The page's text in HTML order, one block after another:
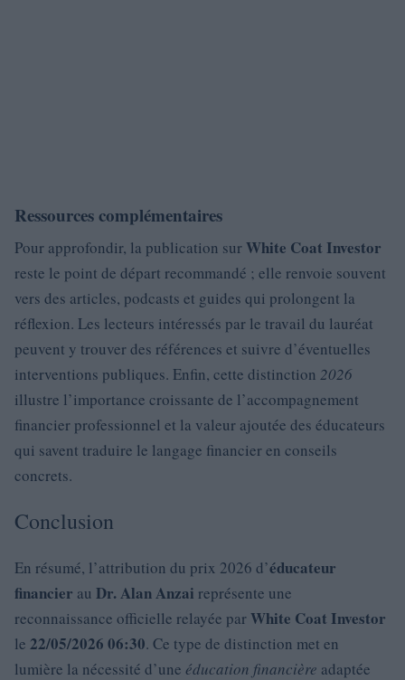
Ressources complémentaires
Pour approfondir, la publication sur White Coat Investor
reste le point de départ recommandé ; elle renvoie souvent
vers des articles, podcasts et guides qui prolongent la
réflexion. Les lecteurs intéressés par le travail du lauréat
peuvent y trouver des références et suivre d’éventuelles
interventions publiques. Enfin, cette distinction 2026
illustre l’importance croissante de l’accompagnement
financier professionnel et la valeur ajoutée des éducateurs
qui savent traduire le langage financier en conseils
concrets.
Conclusion
En résumé, l’attribution du prix 2026 d’éducateur
financier au Dr. Alan Anzai représente une
reconnaissance officielle relayée par White Coat Investor
le 22/05/2026 06:30. Ce type de distinction met en
lumière la nécessité d’une éducation financière adaptée